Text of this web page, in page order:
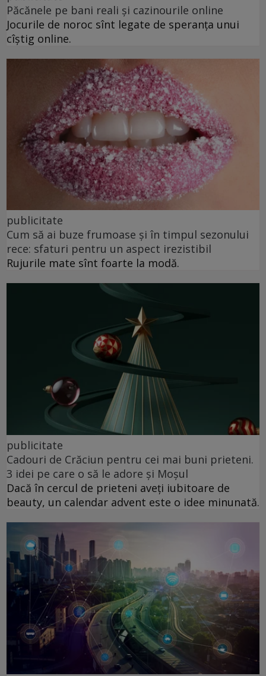
Păcănele pe bani reali și cazinourile online
Jocurile de noroc sînt legate de speranța unui
cîștig online.
publicitate
Cum să ai buze frumoase şi în timpul sezonului
rece: sfaturi pentru un aspect irezistibil
Rujurile mate sînt foarte la modă.
publicitate
Cadouri de Crăciun pentru cei mai buni prieteni.
3 idei pe care o să le adore și Moșul
Dacă în cercul de prieteni aveți iubitoare de
beauty, un calendar advent este o idee minunată.